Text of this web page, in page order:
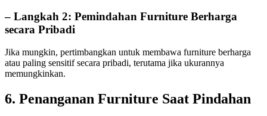
– Langkah 2: Pemindahan Furniture Berharga
secara Pribadi
Jika mungkin, pertimbangkan untuk membawa furniture berharga
atau paling sensitif secara pribadi, terutama jika ukurannya
memungkinkan.
6. Penanganan Furniture Saat Pindahan